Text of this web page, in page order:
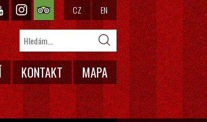
KONTAKT MAPA
CZ EN